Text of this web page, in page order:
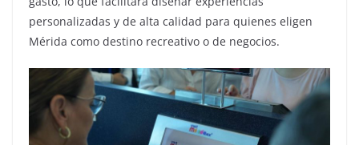
personalizadas y de alta calidad para quienes eligen
Mérida como destino recreativo o de negocios.